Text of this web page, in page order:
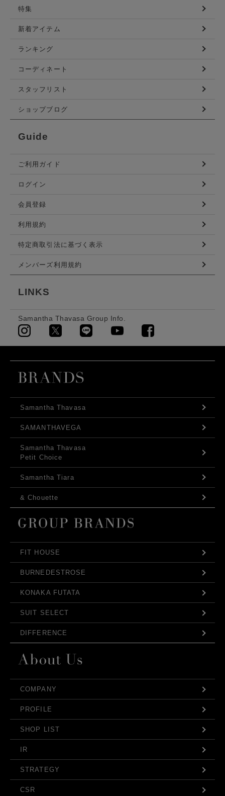
特集
新着アイテム
ランキング
コーディネート
スタッフリスト
ショップブログ
Guide
ご利用ガイド
ログイン
会員登録
利用規約
特定商取引法に基づく表示
メンバーズ利用規約
LINKS
Samantha Thavasa Group Info.
Samantha Thavasa
SAMANTHAVEGA
Samantha Thavasa
Petit Choice
Samantha Tiara
& Chouette
FIT HOUSE
BURNEDESTROSE
KONAKA FUTATA
SUIT SELECT
DIFFERENCE
COMPANY
PROFILE
SHOP LIST
IR
STRATEGY
CSR